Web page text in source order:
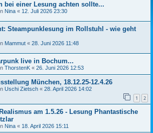
bei einer Lesung achten sollte...
Nina « 12. Juli 2026 23:30
Steampunklesung im Rollstuhl - wie geht
Mammut « 28. Juni 2026 11:48
live in Bochum...
ThorstenK « 26. Juni 2026 12:53
München, 18.12.25-12.4.26
Uschi Zietsch « 28. April 2026 14:02
1 2
am 1.5.26 - Lesung Phantastische
Nina « 18. April 2026 15:11